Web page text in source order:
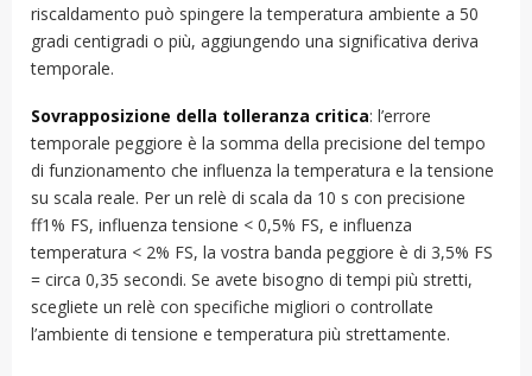
riscaldamento può spingere la temperatura ambiente a 50
gradi centigradi o più, aggiungendo una significativa deriva
temporale.
Sovrapposizione della tolleranza critica: l’errore
temporale peggiore è la somma della precisione del tempo
di funzionamento che influenza la temperatura e la tensione
su scala reale. Per un relè di scala da 10 s con precisione
ff1% FS, influenza tensione < 0,5% FS, e influenza
temperatura < 2% FS, la vostra banda peggiore è di 3,5% FS
= circa 0,35 secondi. Se avete bisogno di tempi più stretti,
scegliete un relè con specifiche migliori o controllate
l’ambiente di tensione e temperatura più strettamente.